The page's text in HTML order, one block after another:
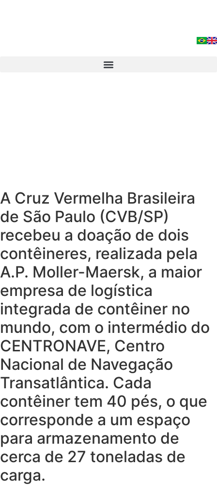
A Cruz Vermelha Brasileira
de São Paulo (CVB/SP)
recebeu a doação de dois
contêineres, realizada pela
A.P. Moller-Maersk, a maior
empresa de logística
integrada de contêiner no
mundo, com o intermédio do
CENTRONAVE, Centro
Nacional de Navegação
Transatlântica. Cada
contêiner tem 40 pés, o que
corresponde a um espaço
para armazenamento de
cerca de 27 toneladas de
carga.